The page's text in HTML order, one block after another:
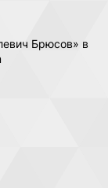
Брюсов» в